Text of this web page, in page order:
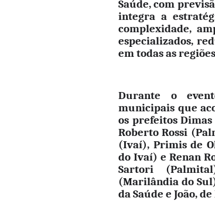
Saúde, com
integra a
complexidade,
especializados,
em todas as
Durante o
municipais que
os prefeitos
Roberto Rossi
(Ivaí), Primis de
do Ivaí) e Renan
Sartori
(Marilândia do
da Saúde e João,